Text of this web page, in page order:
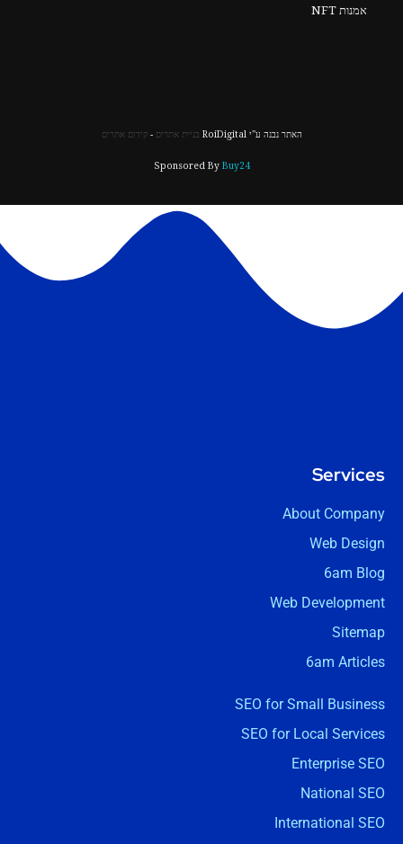
אמנות NFT
האתר נבנה ע"י RoiDigital בניית אתרים -קידום אתרים
Sponsored By Buy24
Services
About Company
Web Design
6am Blog
Web Development
Sitemap
6am Articles
SEO for Small Business
SEO for Local Services
Enterprise SEO
National SEO
International SEO